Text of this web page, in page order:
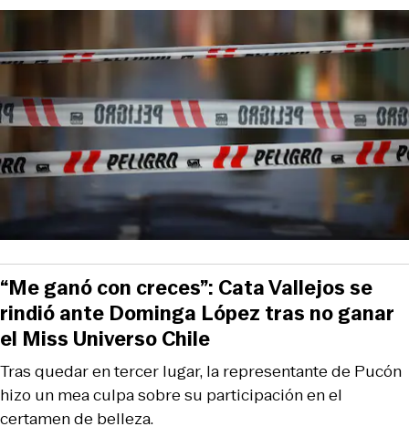
Tras quedar en tercer lugar, la representante de Pucón
hizo un mea culpa sobre su participación en el
certamen de belleza.
“Me ganó con creces”: Cata Vallejos se
rindió ante Dominga López tras no ganar
el Miss Universo Chile